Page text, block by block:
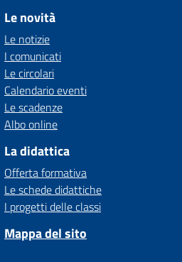
Le novità
Le notizie
I comunicati
Le circolari
Calendario eventi
Le scadenze
Albo online
La didattica
Offerta formativa
Le schede didattiche
I progetti delle classi
Mappa del sito